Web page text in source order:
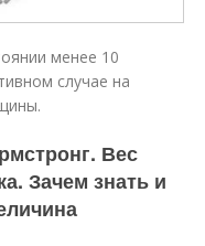
менее 10
случае на
Вес
Зачем знать и